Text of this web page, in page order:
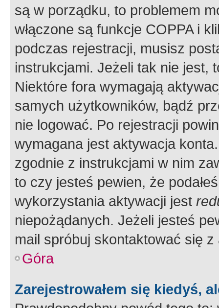
są w porządku, to problemem
włączone są funkcje COPPA i
podczas rejestracji, musisz
instrukcjami. Jeżeli tak nie jest,
Niektóre fora wymagają
samych użytkowników, bądź
nie logować. Po rejestracji
wymagana jest aktywacja
zgodnie z instrukcjami w nim
to czy jesteś pewien, że
wykorzystania aktywacji jest
niepożądanych. Jeżeli jesteś
mail spróbuj skontaktować się
Góra
Zarejestrowałem się kiedyś,